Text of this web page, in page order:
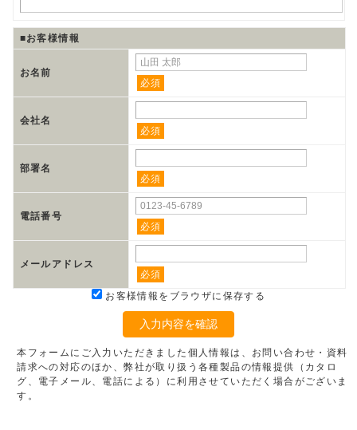
■お客様情報
お名前
必須
会社名
必須
部署名
必須
電話番号
必須
メールアドレス
必須
お客様情報をブラウザに保存する
入力内容を確認
本フォームにご入力いただきました個人情報は、お問い合わせ・資料
請求への対応のほか、弊社が取り扱う各種製品の情報提供（カタロ
グ、電子メール、電話による）に利用させていただく場合がございま
す。